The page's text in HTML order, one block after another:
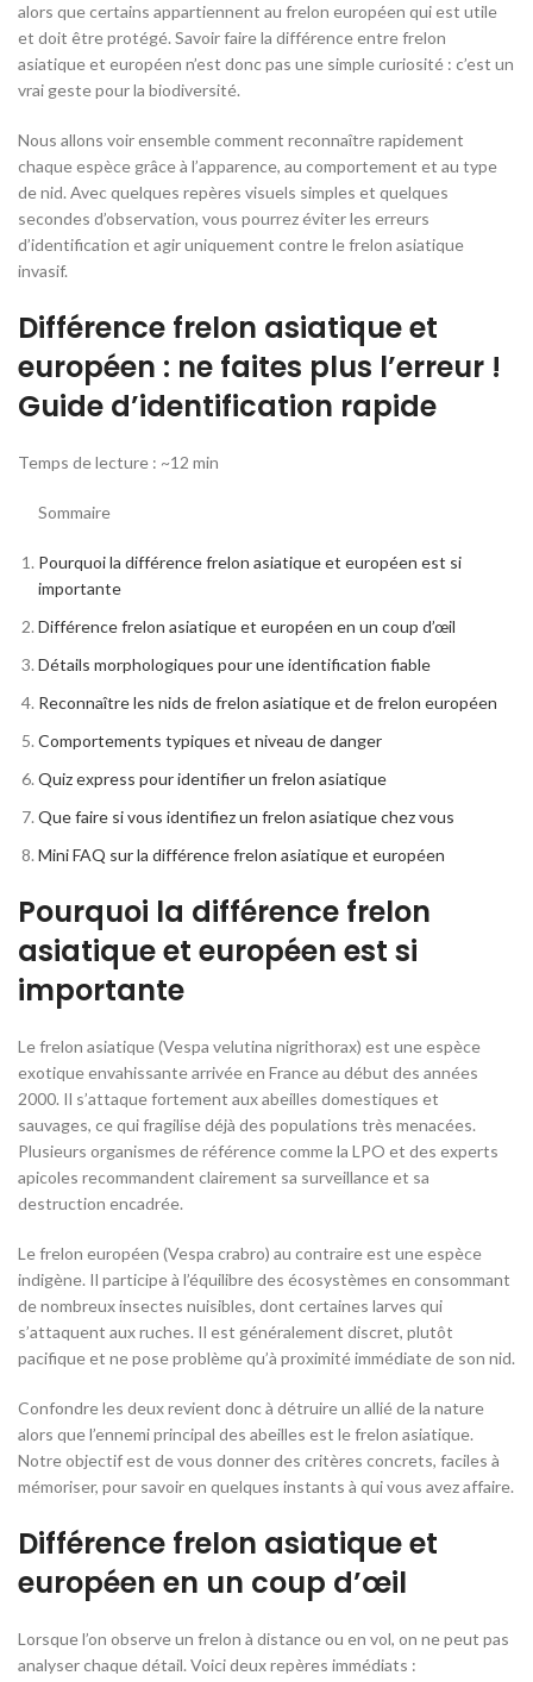
alors que certains appartiennent au frelon européen qui est utile
et doit être protégé. Savoir faire la différence entre frelon
asiatique et européen n’est donc pas une simple curiosité : c’est un
vrai geste pour la biodiversité.
Nous allons voir ensemble comment reconnaître rapidement
chaque espèce grâce à l’apparence, au comportement et au type
de nid. Avec quelques repères visuels simples et quelques
secondes d’observation, vous pourrez éviter les erreurs
d’identification et agir uniquement contre le frelon asiatique
invasif.
Différence frelon asiatique et
européen : ne faites plus l’erreur !
Guide d’identification rapide
Temps de lecture : ~12 min
Sommaire
Pourquoi la différence frelon asiatique et européen est si
importante
Différence frelon asiatique et européen en un coup d’œil
Détails morphologiques pour une identification fiable
Reconnaître les nids de frelon asiatique et de frelon européen
Comportements typiques et niveau de danger
Quiz express pour identifier un frelon asiatique
Que faire si vous identifiez un frelon asiatique chez vous
Mini FAQ sur la différence frelon asiatique et européen
Pourquoi la différence frelon
asiatique et européen est si
importante
Le frelon asiatique (Vespa velutina nigrithorax) est une espèce
exotique envahissante arrivée en France au début des années
2000. Il s’attaque fortement aux abeilles domestiques et
sauvages, ce qui fragilise déjà des populations très menacées.
Plusieurs organismes de référence comme la LPO et des experts
apicoles recommandent clairement sa surveillance et sa
destruction encadrée.
Le frelon européen (Vespa crabro) au contraire est une espèce
indigène. Il participe à l’équilibre des écosystèmes en consommant
de nombreux insectes nuisibles, dont certaines larves qui
s’attaquent aux ruches. Il est généralement discret, plutôt
pacifique et ne pose problème qu’à proximité immédiate de son nid.
Confondre les deux revient donc à détruire un allié de la nature
alors que l’ennemi principal des abeilles est le frelon asiatique.
Notre objectif est de vous donner des critères concrets, faciles à
mémoriser, pour savoir en quelques instants à qui vous avez affaire.
Différence frelon asiatique et
européen en un coup d’œil
Lorsque l’on observe un frelon à distance ou en vol, on ne peut pas
analyser chaque détail. Voici deux repères immédiats :